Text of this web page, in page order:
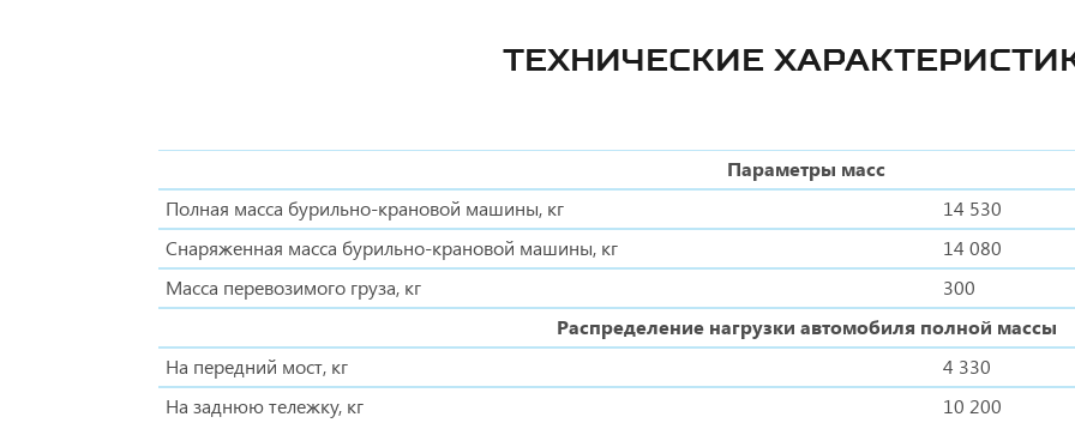
ТЕХНИЧЕСКИЕ
Параметры масс
Полная масса бурильно-крановой машины, кг
14 530
Снаряженная масса бурильно-крановой машины, кг
14 080
Масса перевозимого груза, кг
300
Распределение нагрузки автомобиля полной массы
На передний мост, кг
4 330
На заднюю тележку, кг
10 200